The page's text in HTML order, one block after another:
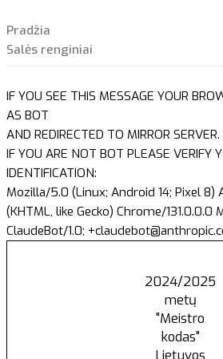
Pradžia
Salės renginiai
IF YOU SEE THIS MESSAGE YOUR
AS BOT
AND REDIRECTED TO MIRROR SERVER.
IF YOU ARE NOT BOT PLEASE VERIFY
IDENTIFICATION:
Mozilla/5.0 (Linux; Android 14; Pixel 8)
(KHTML, like Gecko) Chrome/131.0.0.0
ClaudeBot/1.0;
2024/2025
metų
"Meistro
kodas"
Lietuvos